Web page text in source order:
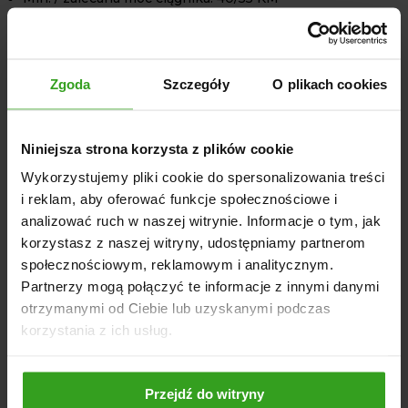
Zgoda Szczegóły O plikach cookies
Niniejsza strona korzysta z plików cookie
Wykorzystujemy pliki cookie do spersonalizowania treści
i reklam, aby oferować funkcje społecznościowe i
analizować ruch w naszej witrynie. Informacje o tym, jak
korzystasz z naszej witryny, udostępniamy partnerom
społecznościowym, reklamowym i analitycznym.
Partnerzy mogą połączyć te informacje z innymi danymi
otrzymanymi od Ciebie lub uzyskanymi podczas
korzystania z ich usług.
Przejdź do witryny
Zalecane obroty wałka WOM: 540-1000 obr./min
Waga tarczy tnącej: 60 kg
Wysokość rury wyrzucającej: 190 cm
Wymagany przepływ oleju: 12-23 l/min
Wymiary gardzieli: 130x260 mm
Waga rębaka: 430 kg
Waga z niezależnym układem hydraulicznym: 480 kg
NASI KLIENCI WYBIERALI RÓWNIEŻ